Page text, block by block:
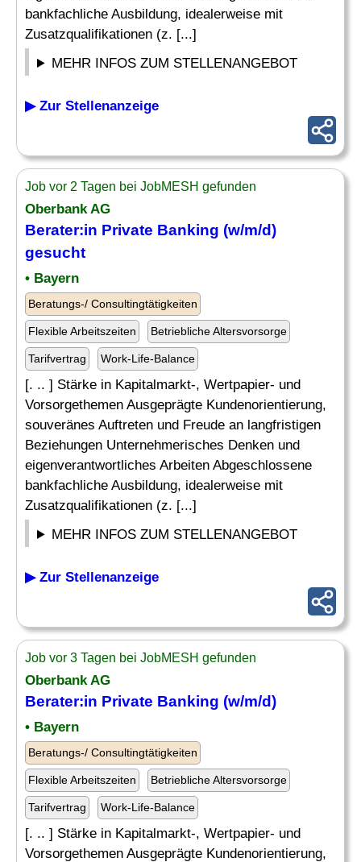
bankfachliche Ausbildung, idealerweise mit
Zusatzqualifikationen (z. [...]
MEHR INFOS ZUM STELLENANGEBOT
▶ Zur Stellenanzeige
Job vor 2 Tagen bei JobMESH gefunden
Oberbank AG
Berater:in Private Banking (w/m/d)
gesucht
• Bayern
Beratungs-/ Consultingtätigkeiten
Flexible Arbeitszeiten Betriebliche Altersvorsorge
Tarifvertrag Work-Life-Balance
[. .. ] Stärke in Kapitalmarkt-, Wertpapier- und
Vorsorgethemen Ausgeprägte Kundenorientierung,
souveränes Auftreten und Freude an langfristigen
Beziehungen Unternehmerisches Denken und
eigenverantwortliches Arbeiten Abgeschlossene
bankfachliche Ausbildung, idealerweise mit
Zusatzqualifikationen (z. [...]
MEHR INFOS ZUM STELLENANGEBOT
▶ Zur Stellenanzeige
Job vor 3 Tagen bei JobMESH gefunden
Oberbank AG
Berater:in Private Banking (w/m/d)
• Bayern
Beratungs-/ Consultingtätigkeiten
Flexible Arbeitszeiten Betriebliche Altersvorsorge
Tarifvertrag Work-Life-Balance
[. .. ] Stärke in Kapitalmarkt-, Wertpapier- und
Vorsorgethemen Ausgeprägte Kundenorientierung,